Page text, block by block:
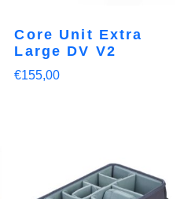
Core Unit Extra
Large DV V2
€155,00